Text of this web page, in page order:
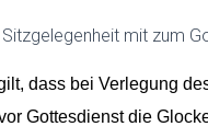
mit zum
dass bei Verlegung
Gottesdienst die